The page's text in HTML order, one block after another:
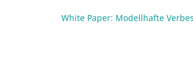
White Paper: Modellhafte